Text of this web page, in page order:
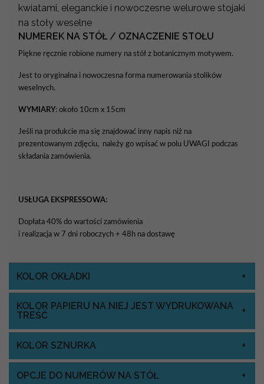
kwiatami, eleganckie i nowoczesne welurowe stojaki
na stoły weselne
NUMEREK NA STÓŁ / OZNACZENIE STOŁU
Piękne ręcznie robione numery na stół z botanicznym motywem.
Jest to oryginalna i nowoczesna forma numerowania stolików
weselnych.
WYMIARY: około 10cm x 15cm
Jeśli na produkcie ma się znajdować inny napis niż na
prezentowanym zdjęciu, należy go wpisać w polu UWAGI podczas
składania zamówienia.
USŁUGA EKSPRESSOWA:
Dopłata 40% do wartości zamówienia
i realizacja w 7 dni roboczych + 48h na dostawę
KOLOR OKŁADKI
KOLOR PAPIERU NA NIEJ JEST WYDRUKOWANA
TREŚĆ
KOLOR SZNURKA
OPCJE DO NUMERÓW NA STÓŁ